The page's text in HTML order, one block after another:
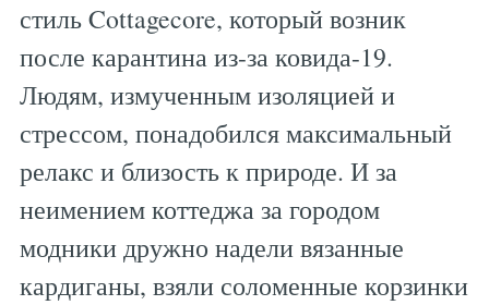
стиль Cottagecore, который возник
после карантина из-за ковида-19.
Людям, измученным изоляцией и
стрессом, понадобился максимальный
релакс и близость к природе. И за
неимением коттеджа за городом
модники дружно надели вязанные
кардиганы, взяли соломенные корзинки